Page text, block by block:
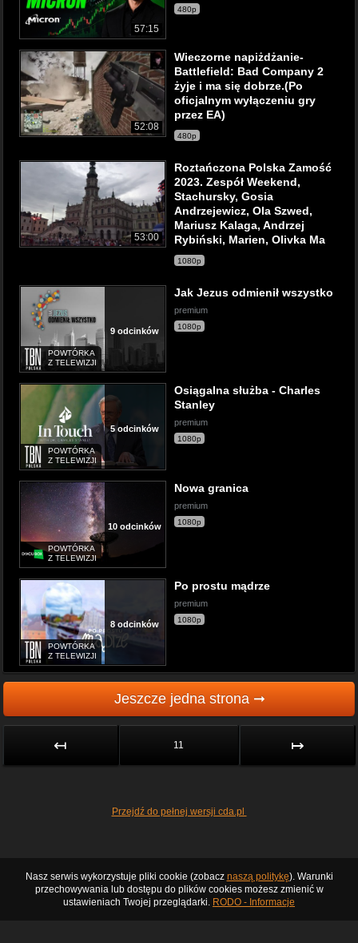
57:15
480p
52:08
Wieczorne napiżdżanie-
Battlefield: Bad Company 2
żyje i ma się dobrze.(Po
oficjalnym wyłączeniu gry
przez EA)
480p
53:00
Roztańczona Polska Zamość
2023. Zespół Weekend,
Stachursky, Gosia
Andrzejewicz, Ola Szwed,
Mariusz Kalaga, Andrzej
Rybiński, Marien, Olivka Ma
1080p
9 odcinków
POWTÓRKA
Z TELEWIZJI
Jak Jezus odmienił wszystko
premium
1080p
5 odcinków
POWTÓRKA
Z TELEWIZJI
Osiągalna służba - Charles
Stanley
premium
1080p
10 odcinków
POWTÓRKA
Z TELEWIZJI
Nowa granica
premium
1080p
8 odcinków
POWTÓRKA
Z TELEWIZJI
Po prostu mądrze
premium
1080p
Jeszcze jedna strona ➞
↤ 11 ↦
Przejdź do pełnej wersji cda.pl
Nasz serwis wykorzystuje pliki cookie (zobacz naszą politykę). Warunki
przechowywania lub dostępu do plików cookies możesz zmienić w
ustawieniach Twojej przeglądarki. RODO - Informacje